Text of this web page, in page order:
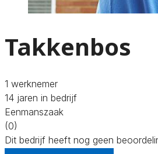
Takkenbos
1 werknemer
14 jaren in bedrijf
Eenmanszaak
(0)
Dit bedrijf heeft nog geen